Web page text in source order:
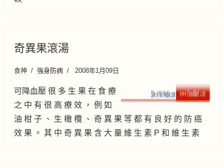
奇異果滾湯
食神 強身防病 2008年1月09日
可降血壓 很 多 生 果 在 食 療
之 中 有 很 高 療 效 ， 例 如
油 柑 子 、 生 橄 欖 、 奇 異 果 等 都 有 良 好 的 防 癌
效 果 。 其 中 奇 異 果 含 大 量 維 生 素 P 和 維 生 素